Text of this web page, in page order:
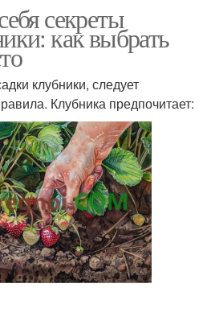
секреты
как выбрать
клубники, следует
Клубника предпочитает: